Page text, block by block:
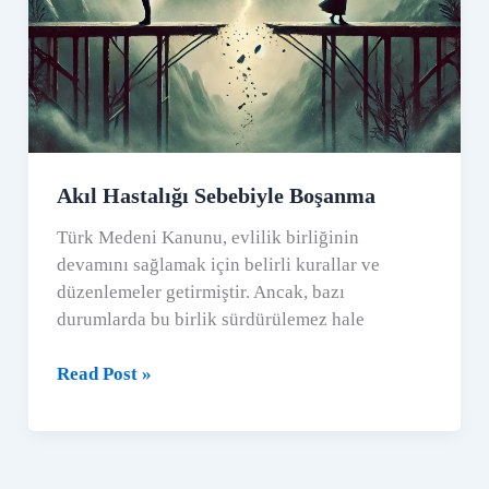
Akıl Hastalığı Sebebiyle Boşanma
Türk Medeni Kanunu, evlilik birliğinin
devamını sağlamak için belirli kurallar ve
düzenlemeler getirmiştir. Ancak, bazı
durumlarda bu birlik sürdürülemez hale
Akıl
Read Post »